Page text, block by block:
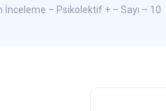
İnceleme – Psikolektif + – Sayı – 10